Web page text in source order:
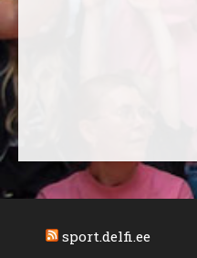
sport.delfi.ee